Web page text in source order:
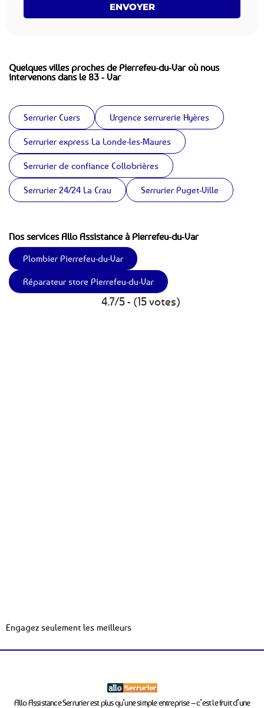
ENVOYER
Quelques villes proches de Pierrefeu-du-Var où nous
intervenons dans le 83 - Var
Serrurier Cuers Urgence serrurerie Hyères
Serrurier express La Londe-les-Maures
Serrurier de confiance Collobrières
Serrurier 24/24 La Crau Serrurier Puget-Ville
Nos services Allo Assistance à Pierrefeu-du-Var
Plombier Pierrefeu-du-Var
Réparateur store Pierrefeu-du-Var
4.7/5 - (15 votes)
Engagez seulement les meilleurs
Allo Assistance Serrurier est plus qu’une simple entreprise – c’est le fruit d’une